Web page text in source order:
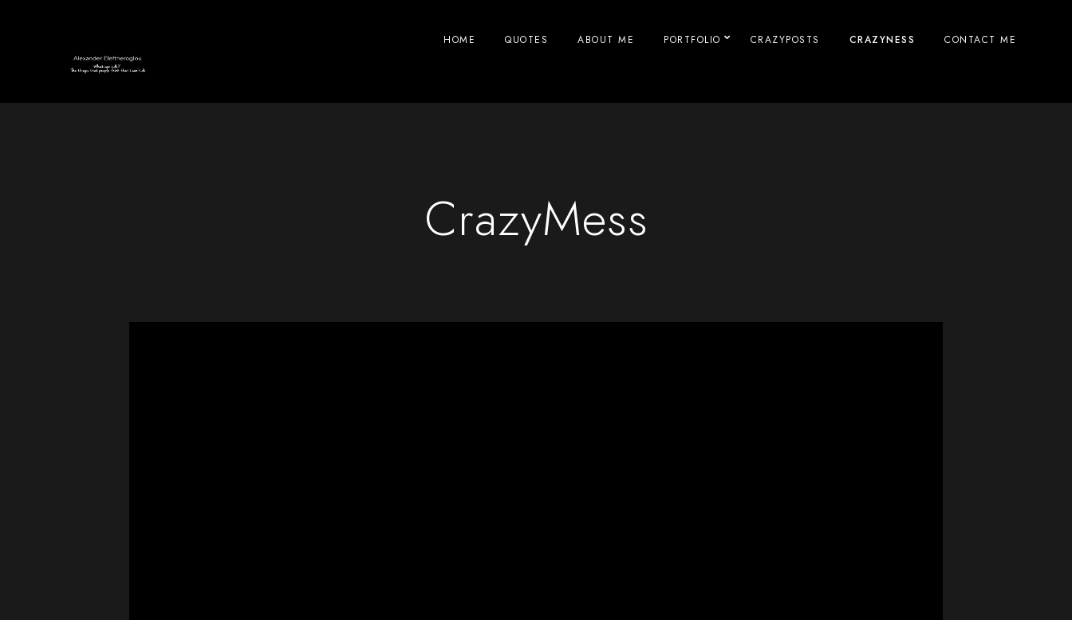
HOME QUOTES ABOUT ME PORTFOLIO CRAZYPOSTS CRAZYNESS CONTACT ME
CrazyMess